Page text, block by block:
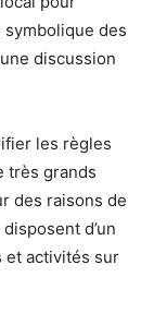
des
discussion
les règles
très grands
des raisons de
d’un
et activités sur